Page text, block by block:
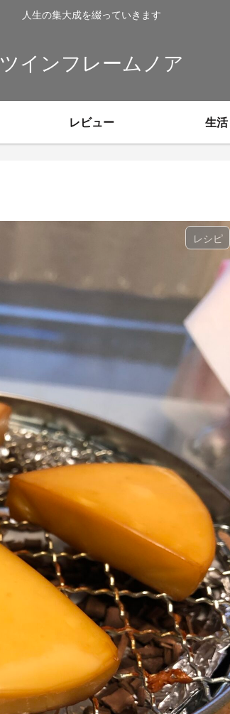
人生の集大成を綴っていきます
ツインフレームノア
レビュー 生活
レシピ